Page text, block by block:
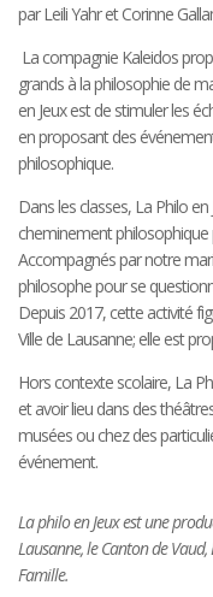
par Leili Yahr et Corinne
La compagnie Kaleidos
grands à la philosophie de
en Jeux est de stimuler les
en proposant des
philosophique.
Dans les classes, La Philo
cheminement philosophique
Accompagnés par notre
philosophe pour se
Depuis 2017, cette activité
Ville de Lausanne; elle est
Hors contexte scolaire, La
et avoir lieu dans des
musées ou chez des
événement.
La philo en Jeux est une
Lausanne, le Canton de
Famille.